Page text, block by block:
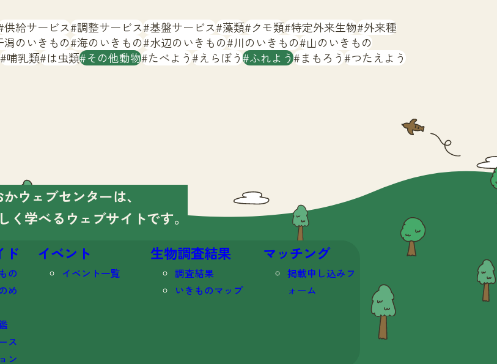
供給サービス 調整サービス 基盤サービス 藻類 クモ類 特定外来生物 外来種
潟のいきもの 海のいきもの 水辺のいきもの 川のいきもの 山のいきもの
哺乳類 は虫類 その他動物 たべよう えらぼう ふれよう まもろう つたえよう
ウェブセンターは、
く学べる ウェブサイトです。
ド
の
め
ス
ン
イベント
イベント一覧
生物調査結果
調査結果
いきものマップ
マッチング
掲載申し込みフ
ォーム